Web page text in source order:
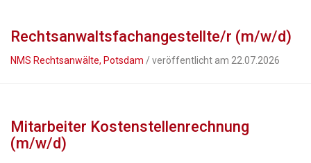
Rechtsanwaltsfachangestellte/r (m/w/d)
NMS Rechtsanwälte, Potsdam / veröffentlicht am 22.07.2026
Mitarbeiter Kostenstellenrechnung
(m/w/d)